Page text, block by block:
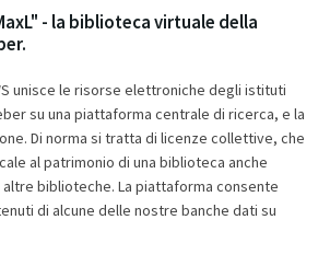
- la biblioteca virtuale della
unisce le risorse elettroniche degli istituti
su una piattaforma centrale di ricerca, e la
Di norma si tratta di licenze collettive, che
al patrimonio di una biblioteca anche
biblioteche. La piattaforma consente
di alcune delle nostre banche dati su